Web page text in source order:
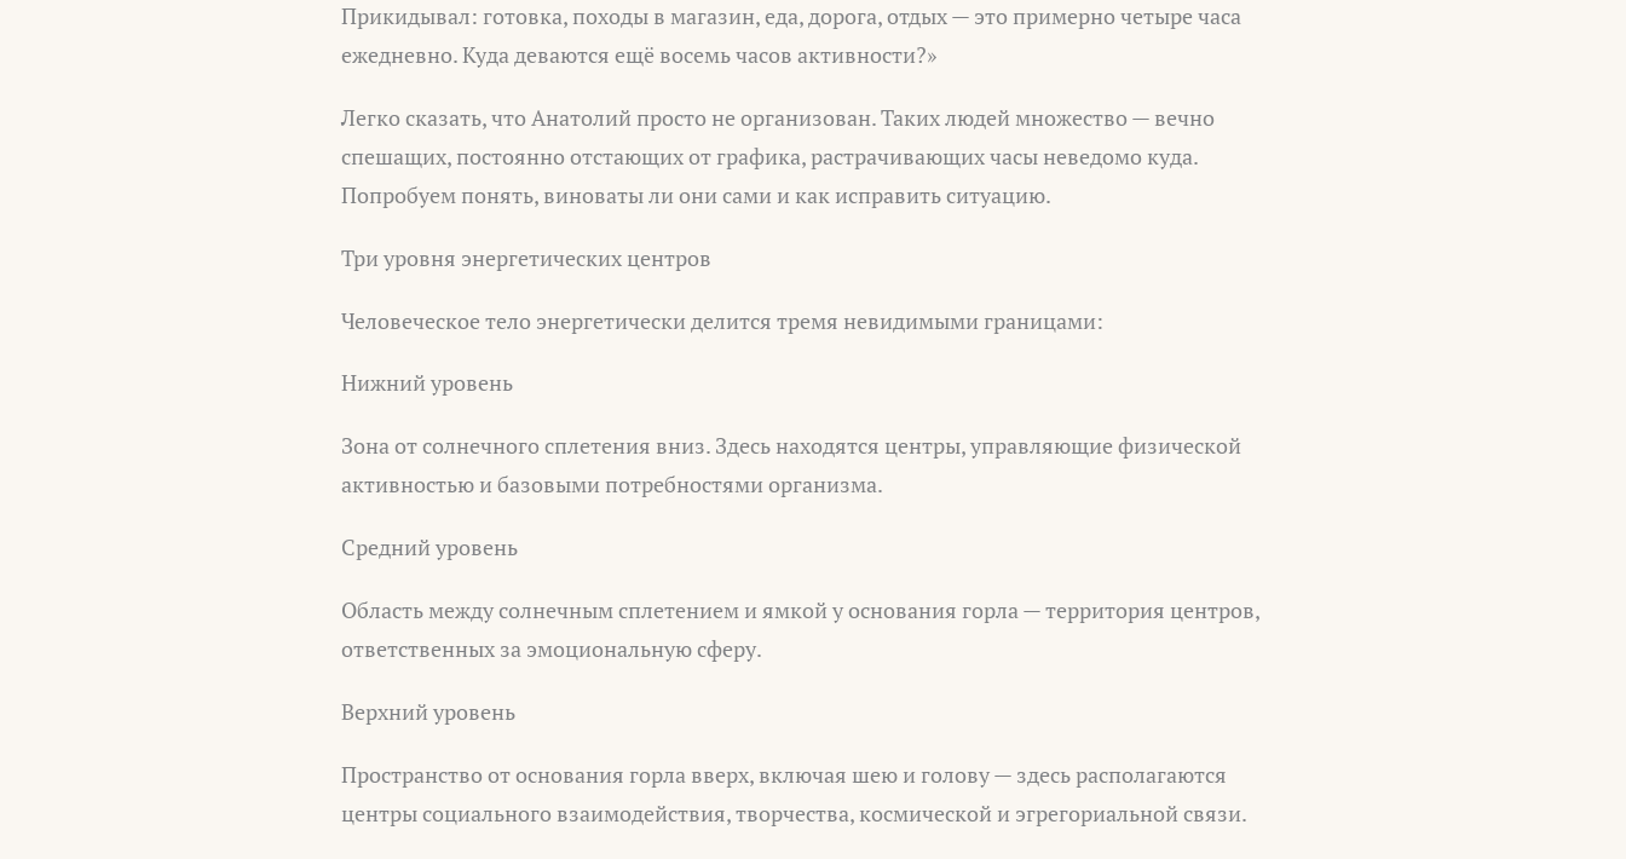
Прикидывал: готовка, походы в магазин, еда, дорога, отдых — это примерно четыре часа
ежедневно. Куда деваются ещё восемь часов активности?»
Легко сказать, что Анатолий просто не организован. Таких людей множество — вечно
спешащих, постоянно отстающих от графика, растрачивающих часы неведомо куда.
Попробуем понять, виноваты ли они сами и как исправить ситуацию.
Три уровня энергетических центров
Человеческое тело энергетически делится тремя невидимыми границами:
Нижний уровень
Зона от солнечного сплетения вниз. Здесь находятся центры, управляющие физической
активностью и базовыми потребностями организма.
Средний уровень
Область между солнечным сплетением и ямкой у основания горла — территория центров,
ответственных за эмоциональную сферу.
Верхний уровень
Пространство от основания горла вверх, включая шею и голову — здесь располагаются
центры социального взаимодействия, творчества, космической и эгрегориальной связи.